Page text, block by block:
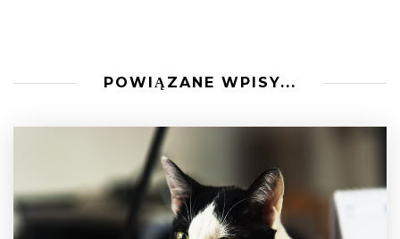
POWIĄZANE WPISY...